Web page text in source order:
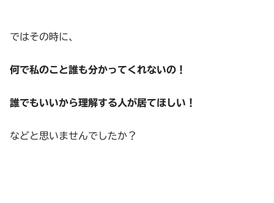
ではその時に、
何で私のこと誰も分かってくれないの！
誰でもいいから理解する人が居てほしい！
などと思いませんでしたか？